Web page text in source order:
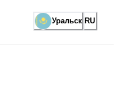
Уральск RU